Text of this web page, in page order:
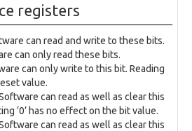
registers
can read and write to these bits.
can only read these bits.
can only write to this bit. Reading
value.
can read as well as clear this
‘0’ has no effect on the bit value.
can read as well as clear this